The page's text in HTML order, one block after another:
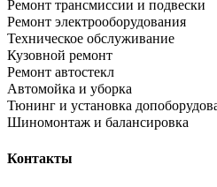
Ремонт трансмиссии и подвески
Ремонт электрооборудования
Техническое обслуживание
Кузовной ремонт
Ремонт автостекл
Автомойка и уборка
Тюнинг и установка
Шиномонтаж и балансировка
Контакты